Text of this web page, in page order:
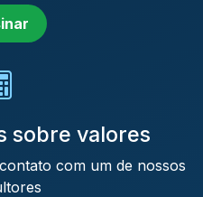
sobre valores
com um de nossos